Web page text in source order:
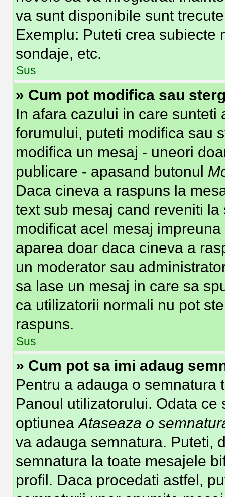
va sunt disponibile sunt
Exemplu: Puteti crea subiecte
sondaje, etc.
Sus
» Cum pot modifica sau
In afara cazului in care
forumului, puteti modifica sau
modifica un mesaj - uneori
publicare - apasand butonul
Daca cineva a raspuns la
text sub mesaj cand reveniti
modificat acel mesaj
aparea doar daca cineva a
un moderator sau
sa lase un mesaj in care sa
ca utilizatorii normali nu pot
raspuns.
Sus
» Cum pot sa imi adaug
Pentru a adauga o semnatura
Panoul utilizatorului. Odata
optiuneaAtaseaza o
va adauga semnatura. Puteti,
semnatura la toate mesajele
profil. Daca procedati astfel,